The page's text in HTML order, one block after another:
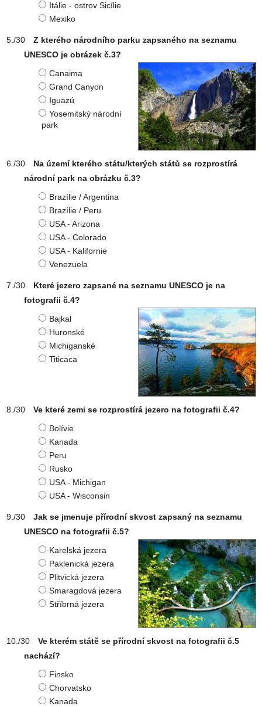
Itálie - ostrov Sicílie
Mexiko
Z kterého národního parku zapsaného na seznamu
UNESCO je obrázek č.3?
Canaima
Grand Canyon
Iguazú
Yosemitský národní
park
Na území kterého státu/kterých států se rozprostírá
národní park na obrázku č.3?
Brazílie / Argentina
Brazílie / Peru
USA - Arizona
USA - Colorado
USA - Kalifornie
Venezuela
Které jezero zapsané na seznamu UNESCO je na
fotografii č.4?
Bajkal
Huronské
Michiganské
Titicaca
Ve které zemi se rozprostírá jezero na fotografii č.4?
Bolívie
Kanada
Peru
Rusko
USA - Michigan
USA - Wisconsin
Jak se jmenuje přírodní skvost zapsaný na seznamu
UNESCO na fotografii č.5?
Karelská jezera
Paklenická jezera
Plitvická jezera
Smaragdová jezera
Stříbrná jezera
Ve kterém státě se přírodní skvost na fotografii č.5
nachází?
Finsko
Chorvatsko
Kanada